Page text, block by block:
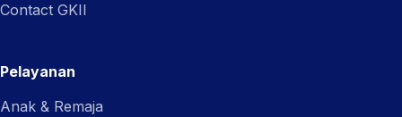
Contact GKII
Pelayanan
Anak & Remaja